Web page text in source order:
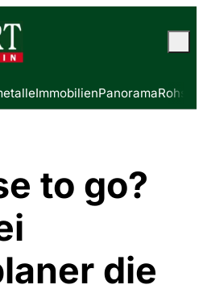
ImmobilienPanorama
to go?
die